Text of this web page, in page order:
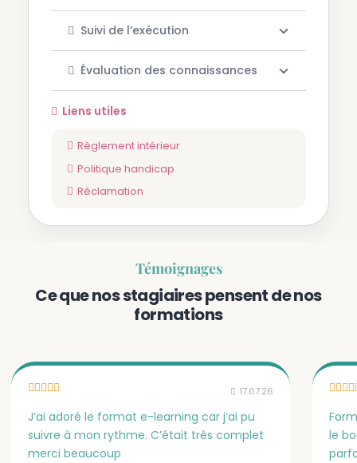
Suivi de l’exécution
Évaluation des connaissances
Liens utiles
Règlement intérieur
Politique handicap
Réclamation
Témoignages
Ce que nos stagiaires pensent de nos
formations
17.07.26
J’ai adoré le format e-learning car j’ai pu
suivre à mon rythme. C’était très complet
merci beaucoup
le